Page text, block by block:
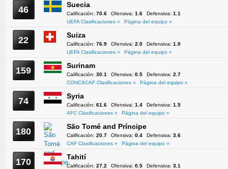
46 Suecia
Calificación: 70.6 Ofensiva: 1.6 Defensiva: 1.1
UEFA Clasificaciones »
Página del equipo »
22 Suiza
Calificación: 76.9 Ofensiva: 2.0 Defensiva: 1.0
UEFA Clasificaciones »
Página del equipo »
159 Surinam
Calificación: 30.1 Ofensiva: 0.5 Defensiva: 2.7
CONCACAF Clasificaciones »
Página del equipo »
74 Syria
Calificación: 61.6 Ofensiva: 1.4 Defensiva: 1.5
AFC Clasificaciones »
Página del equipo »
180 São Tomé and Príncipe
Calificación: 20.7 Ofensiva: 0.4 Defensiva: 3.6
CAF Clasificaciones »
Página del equipo »
170 Tahití
Calificación: 27.2 Ofensiva: 0.5 Defensiva: 3.1